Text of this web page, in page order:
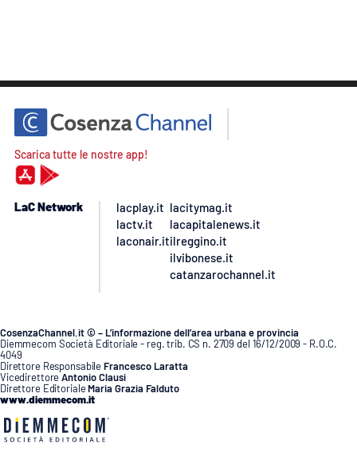
Scarica tutte le nostre app!
LaC Network
lacplay.it
lactv.it
laconair.it
lacitymag.it
lacapitalenews.it
ilreggino.it
ilvibonese.it
catanzarochannel.it
CosenzaChannel.it © – L’informazione dell’area urbana e provincia
Diemmecom Società Editoriale - reg. trib. CS n. 2709 del 16/12/2009 - R.O.C.
4049
Direttore Responsabile Francesco Laratta
VicedirettoreAntonio Clausi
Direttore Editoriale Maria Grazia Falduto
www.diemmecom.it